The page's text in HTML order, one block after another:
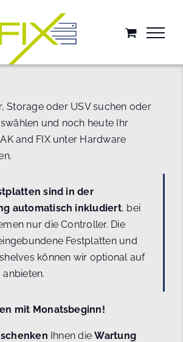
Storage oder USV suchen oder
und noch heute Ihr
and FIX unter Hardware
sind in der
automatisch inkludiert, bei
nur die Controller. Die
Festplatten und
können wir optional auf
mit Monatsbeginn!
Ihnen dieWartung